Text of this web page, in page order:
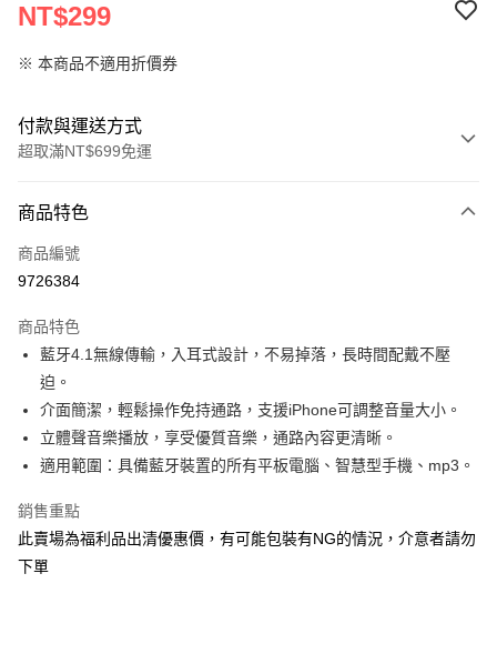
NT$299
※ 本商品不適用折價券
付款與運送方式
超取滿NT$699免運
信用卡一次付款
信用卡分期付款
合作金庫商業銀行
華南商業銀行
彰化商業銀行
上海商業儲蓄銀行
國泰世華商業銀行
兆豐國際商業銀行
臺灣中小企業銀行
台中商業銀行
匯豐（台灣）商業銀行
華泰商業銀行
聯邦商業銀行
遠東國際商業銀行
元大商業銀行
台新國際商業銀行
中國信託商業銀行
台灣樂天信用卡公司
超商取貨付款
LINE Pay
Apple Pay
街口支付
悠遊付
Google Pay
商品特色
商品編號
9726384
商品特色
藍牙4.1無線傳輸，入耳式設計，不易掉落，長時間配戴不壓
迫。
介面簡潔，輕鬆操作免持通路，支援iPhone可調整音量大小。
立體聲音樂播放，享受優質音樂，通路內容更清晰。
適用範圍：具備藍牙裝置的所有平板電腦、智慧型手機、mp3。
銷售重點
此賣場為福利品出清優惠價，有可能包裝有NG的情況，介意者請勿
下單